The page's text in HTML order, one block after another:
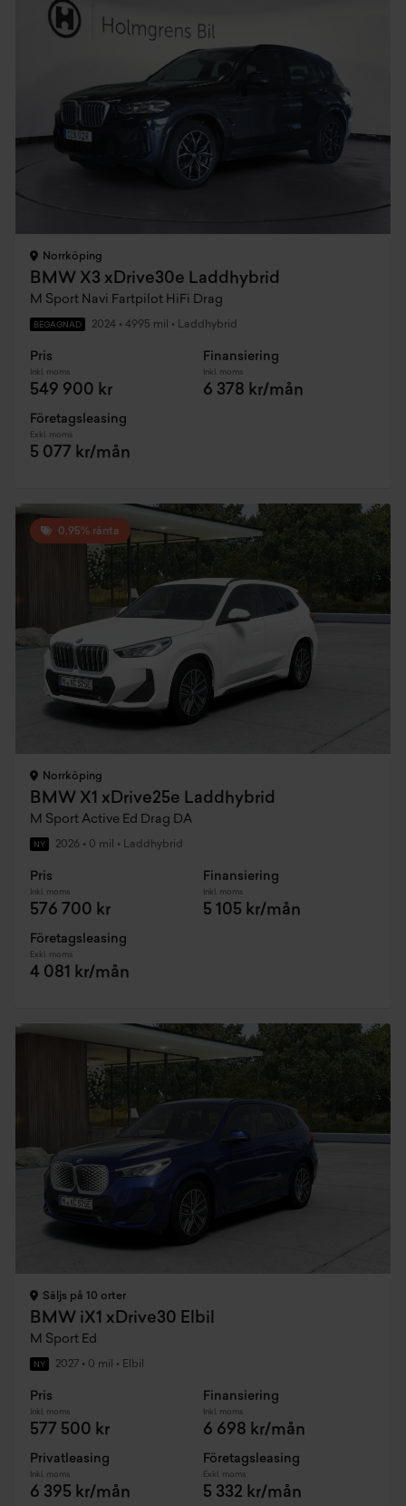
Norrköping
BMW X3 xDrive30e Laddhybrid
M Sport Navi Fartpilot HiFi Drag
BEGAGNAD 2024 • 4995 mil • Laddhybrid
Pris
Inkl. moms
549 900 kr
Finansiering
Inkl. moms
6 378 kr/mån
Företagsleasing
Exkl. moms
5 077 kr/mån
0,95% ränta
Norrköping
BMW X1 xDrive25e Laddhybrid
M Sport Active Ed Drag DA
NY 2026 • 0 mil • Laddhybrid
Pris
Inkl. moms
576 700 kr
Finansiering
Inkl. moms
5 105 kr/mån
Företagsleasing
Exkl. moms
4 081 kr/mån
Säljs på 10 orter
BMW iX1 xDrive30 Elbil
M Sport Ed
NY 2027 • 0 mil • Elbil
Pris
Inkl. moms
577 500 kr
Finansiering
Inkl. moms
6 698 kr/mån
Privatleasing
Inkl. moms
6 395 kr/mån
Företagsleasing
Exkl. moms
5 332 kr/mån